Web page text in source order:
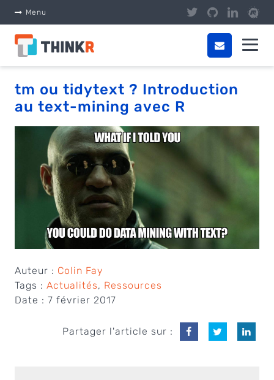
Menu
tm ou tidytext ? Introduction
au text-mining avec R
Auteur : Colin Fay
Tags : Actualités, Ressources
Date : 7 février 2017
Partager l'article sur :
Panneau de gestion des cookies